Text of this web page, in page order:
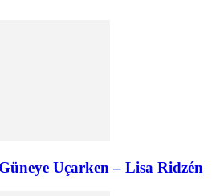
Uçarken – Lisa Ridzén